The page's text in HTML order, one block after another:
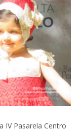
IV Pasarela Centro